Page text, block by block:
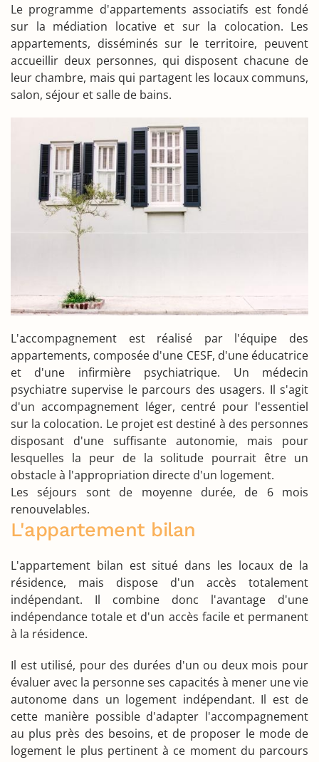
Le programme d'appartements associatifs est fondé
sur la médiation locative et sur la colocation. Les
appartements, disséminés sur le territoire, peuvent
accueillir deux personnes, qui disposent chacune de
leur chambre, mais qui partagent les locaux communs,
salon, séjour et salle de bains.
L'accompagnement est réalisé par l'équipe des
appartements, composée d'une CESF, d'une éducatrice
et d'une infirmière psychiatrique. Un médecin
psychiatre supervise le parcours des usagers. Il s'agit
d'un accompagnement léger, centré pour l'essentiel
sur la colocation. Le projet est destiné à des personnes
disposant d'une suffisante autonomie, mais pour
lesquelles la peur de la solitude pourrait être un
obstacle à l'appropriation directe d'un logement.
Les séjours sont de moyenne durée, de 6 mois
renouvelables.
L'appartement bilan
L'appartement bilan est situé dans les locaux de la
résidence, mais dispose d'un accès totalement
indépendant. Il combine donc l'avantage d'une
indépendance totale et d'un accès facile et permanent
à la résidence.
Il est utilisé, pour des durées d'un ou deux mois pour
évaluer avec la personne ses capacités à mener une vie
autonome dans un logement indépendant. Il est de
cette manière possible d'adapter l'accompagnement
au plus près des besoins, et de proposer le mode de
logement le plus pertinent à ce moment du parcours